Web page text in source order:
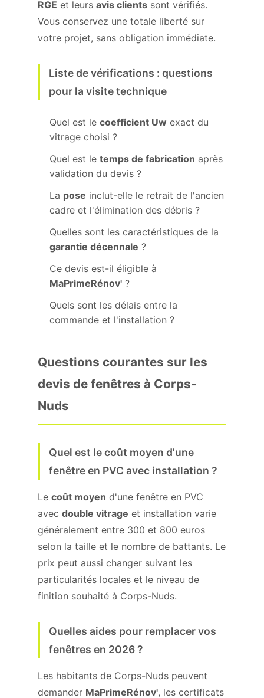
RGE et leurs avis clients sont vérifiés.
Vous conservez une totale liberté sur
votre projet, sans obligation immédiate.
Liste de vérifications : questions
pour la visite technique
Quel est le coefficient Uw exact du
vitrage choisi ?
Quel est le temps de fabrication après
validation du devis ?
La pose inclut-elle le retrait de l'ancien
cadre et l'élimination des débris ?
Quelles sont les caractéristiques de la
garantie décennale ?
Ce devis est-il éligible à
MaPrimeRénov' ?
Quels sont les délais entre la
commande et l'installation ?
Questions courantes sur les
devis de fenêtres à Corps-
Nuds
Quel est le coût moyen d'une
fenêtre en PVC avec installation ?
Le coût moyen d'une fenêtre en PVC
avec double vitrage et installation varie
généralement entre 300 et 800 euros
selon la taille et le nombre de battants. Le
prix peut aussi changer suivant les
particularités locales et le niveau de
finition souhaité à Corps-Nuds.
Quelles aides pour remplacer vos
fenêtres en 2026 ?
Les habitants de Corps-Nuds peuvent
demander MaPrimeRénov', les certificats